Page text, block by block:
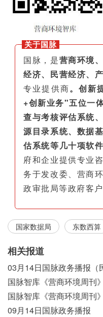
关于国脉
国脉，是营商环境
经济、民营经济、
专业提供商。创新
+创新业务"五位一
查与考核评估系统
源目录系统、数据
估系统等几十项软
府和企业提供专业
务于发改委、营商
政审批局等政府客
国家数据局 东数西算
相关报道
09月14日国脉政务播报